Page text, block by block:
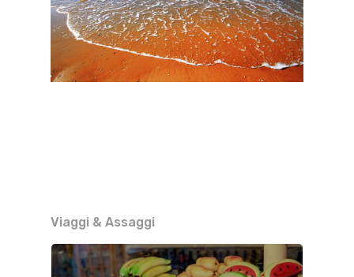
Viaggi & Assaggi